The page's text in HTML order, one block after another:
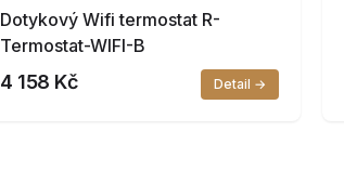
Dotykový Wifi termostat R-
Termostat-WIFI-B
4 158 Kč Detail →